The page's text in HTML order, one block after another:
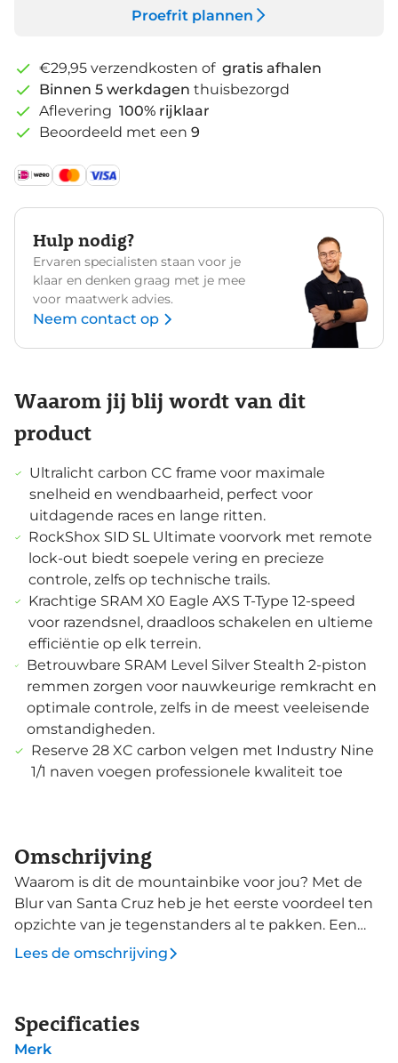
Proefrit plannen
€29,95 verzendkosten of gratis afhalen
Binnen 5 werkdagen thuisbezorgd
Aflevering 100% rijklaar
Beoordeeld met een 9
Hulp nodig?
Ervaren specialisten staan voor je
klaar en denken graag met je mee
voor maatwerk advies.
Neem contact op
Waarom jij blij wordt van dit
product
Ultralicht carbon CC frame voor maximale
snelheid en wendbaarheid, perfect voor
uitdagende races en lange ritten.
RockShox SID SL Ultimate voorvork met remote
lock-out biedt soepele vering en precieze
controle, zelfs op technische trails.
Krachtige SRAM X0 Eagle AXS T-Type 12-speed
voor razendsnel, draadloos schakelen en ultieme
efficiëntie op elk terrein.
Betrouwbare SRAM Level Silver Stealth 2-piston
remmen zorgen voor nauwkeurige remkracht en
optimale controle, zelfs in de meest veeleisende
omstandigheden.
Reserve 28 XC carbon velgen met Industry Nine
1/1 naven voegen professionele kwaliteit toe
Omschrijving
Waarom is dit de mountainbike voor jou? Met de
Blur van Santa Cruz heb je het eerste voordeel ten
opzichte van je tegenstanders al te pakken. Een
lichtgewicht carbon full suspension, gemaakt voor
ophanging van Santa Cruz en tevens superefficiënt.
Deze 4 CC X0 AXS RSV uitvoering heeft 100mm
Lees de omschrijving
Specificaties
Merk